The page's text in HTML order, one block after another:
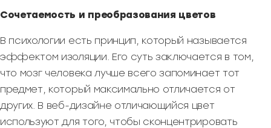
Сочетаемость и преобразования цветов
В психологии есть принцип, который называется
эффектом изоляции. Его суть заключается в том,
что мозг человека лучше всего запоминает тот
предмет, который максимально отличается от
других. В веб-дизайне отличающийся цвет
используют для того, чтобы сконцентрировать